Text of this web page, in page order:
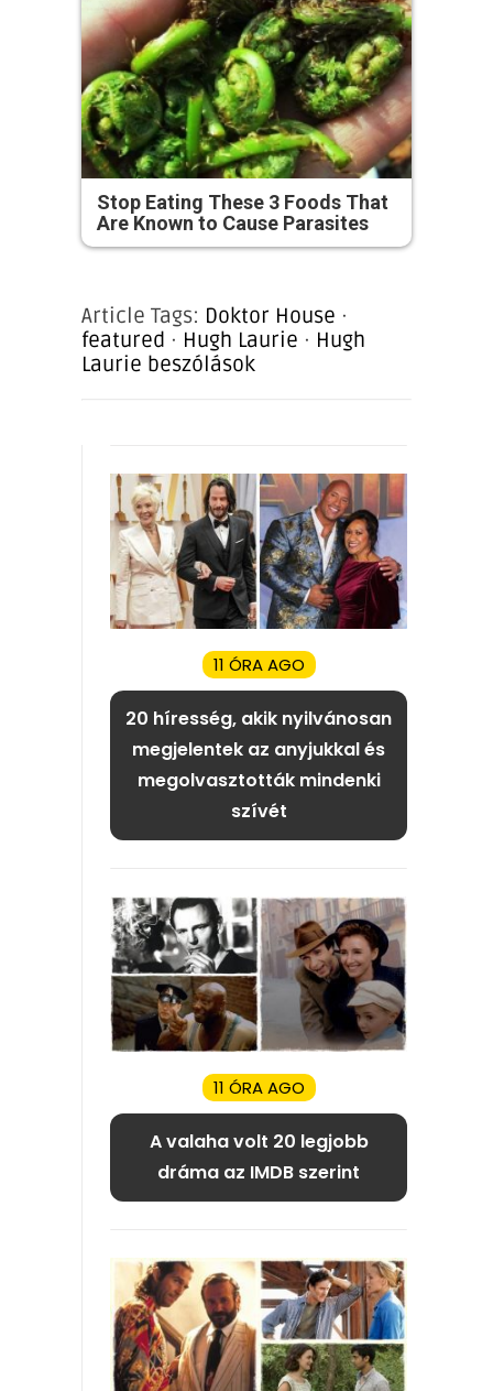
Stop Eating These 3 Foods That
Are Known to Cause Parasites
Article Tags: Doktor House ·
featured · Hugh Laurie · Hugh
Laurie beszólások
11 ÓRA AGO
20 híresség, akik nyilvánosan
megjelentek az anyjukkal és
megolvasztották mindenki
szívét
11 ÓRA AGO
A valaha volt 20 legjobb
dráma az IMDB szerint